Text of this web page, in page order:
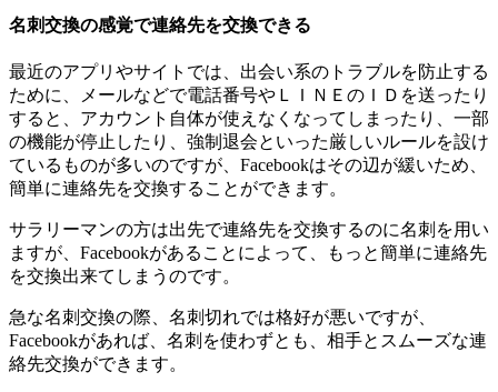
名刺交換の感覚で連絡先を交換できる
最近のアプリやサイトでは、出会い系のトラブルを防止する
ために、メールなどで電話番号やＬＩＮＥのＩＤを送ったり
すると、アカウント自体が使えなくなってしまったり、一部
の機能が停止したり、強制退会といった厳しいルールを設け
ているものが多いのですが、Facebookはその辺が緩いため、
簡単に連絡先を交換することができます。
サラリーマンの方は出先で連絡先を交換するのに名刺を用い
ますが、Facebookがあることによって、もっと簡単に連絡先
を交換出来てしまうのです。
急な名刺交換の際、名刺切れでは格好が悪いですが、
Facebookがあれば、名刺を使わずとも、相手とスムーズな連
絡先交換ができます。